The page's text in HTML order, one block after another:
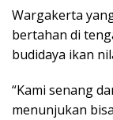
Wargakerta
bertahan di
budidaya ikan
“Kami senang
menunjukan